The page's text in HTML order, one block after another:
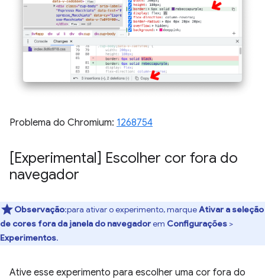
Problema do Chromium: 1268754
[Experimental] Escolher cor fora do
navegador
Observação:para ativar o experimento, marqueAtivar a seleção
de cores fora da janela do navegadorem Configurações >
Experimentos.
Ative esse experimento para escolher uma cor fora do